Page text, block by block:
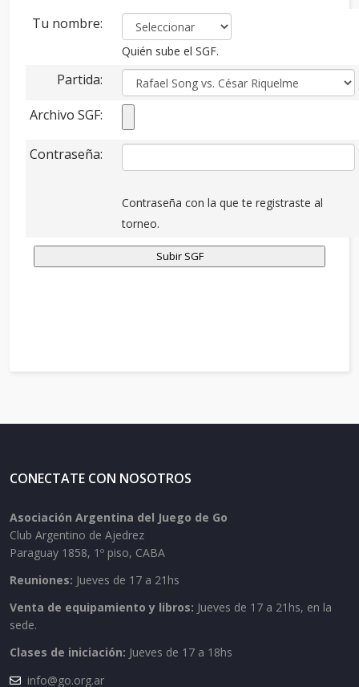
Tu nombre:
Quién sube el SGF.
Partida:
Archivo SGF:
Contraseña:
Contraseña con la que te registraste al
torneo.
CONECTATE CON NOSOTROS
Asociación Argentina del Juego de Go
Club Argentino de Ajedrez
Paraguay 1858, 1º piso, CABA
Reuniones: Jueves de 17 a 21hs
Venta de equipamiento y libros: Jueves de 17 a 21hs, en la
sede.
Clases de iniciación: Jueves de 17 a 18hs
info@go.org.ar